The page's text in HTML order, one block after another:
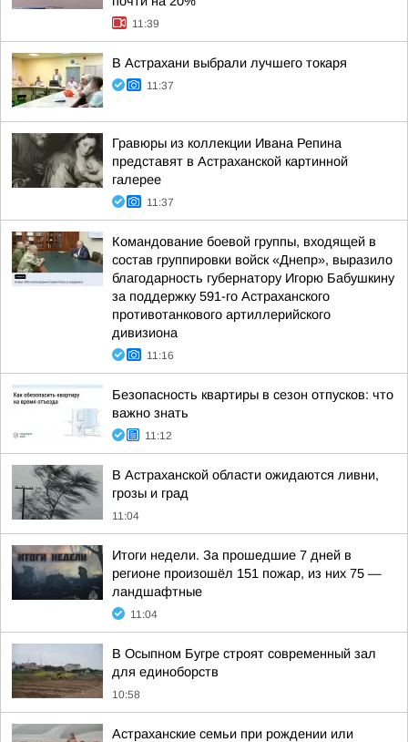
11:39
В Астрахани выбрали лучшего токаря
11:37
Гравюры из коллекции Ивана Репина
представят в Астраханской картинной
галерее
11:37
Командование боевой группы, входящей в
состав группировки войск «Днепр», выразило
благодарность губернатору Игорю Бабушкину
за поддержку 591-го Астраханского
противотанкового артиллерийского
дивизиона
11:16
Безопасность квартиры в сезон отпусков: что
важно знать
11:12
В Астраханской области ожидаются ливни,
грозы и град
11:04
Итоги недели. За прошедшие 7 дней в
регионе произошёл 151 пожар, из них 75 —
ландшафтные
11:04
В Осыпном Бугре строят современный зал
для единоборств
10:58
Астраханские семьи при рождении или